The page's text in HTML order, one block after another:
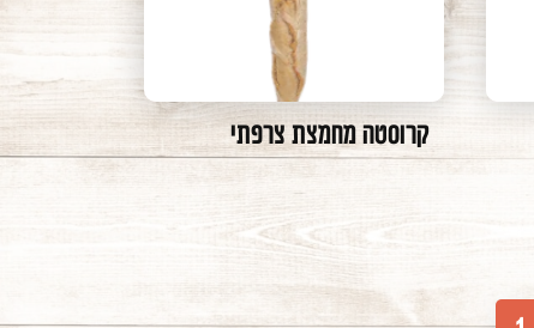
קרוסטה מחמצת צרפתי